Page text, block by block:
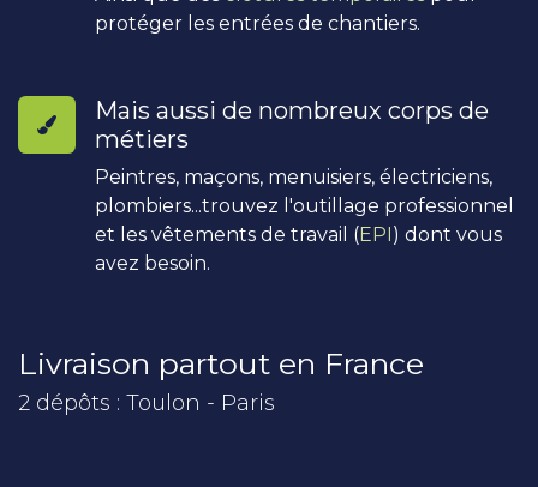
protéger les entrées de chantiers.
Mais aussi de nombreux corps de
métiers
Peintres, maçons, menuisiers, électriciens,
plombiers...trouvez l'outillage professionnel
et les vêtements de travail (EPI) dont vous
avez besoin.
Livraison partout en France
2 dépôts : Toulon - Paris